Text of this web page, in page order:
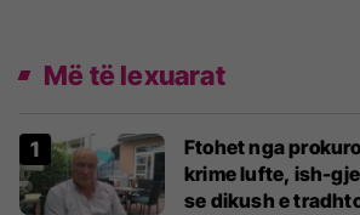
Më të lexuarat
Ftohet nga
krime lufte, ish-
se dikush e